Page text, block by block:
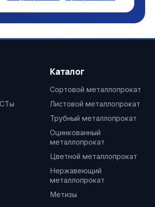
Каталог
Сортовой металлопрокат
Листовой металлопрокат
Трубный металлопрокат
Оцинкованный
металлопрокат
Цветной металлопрокат
Нержавеющий
металлопрокат
Метизы